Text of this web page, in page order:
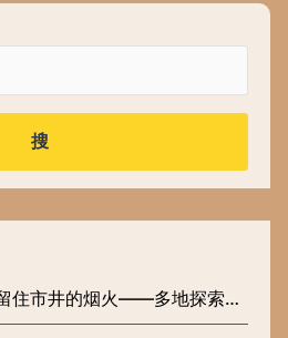
搜
烟火——多地探索低级别文物保护新路径